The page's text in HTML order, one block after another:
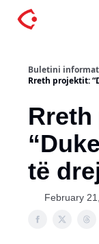
Buletini
Rreth projektit:
të
February